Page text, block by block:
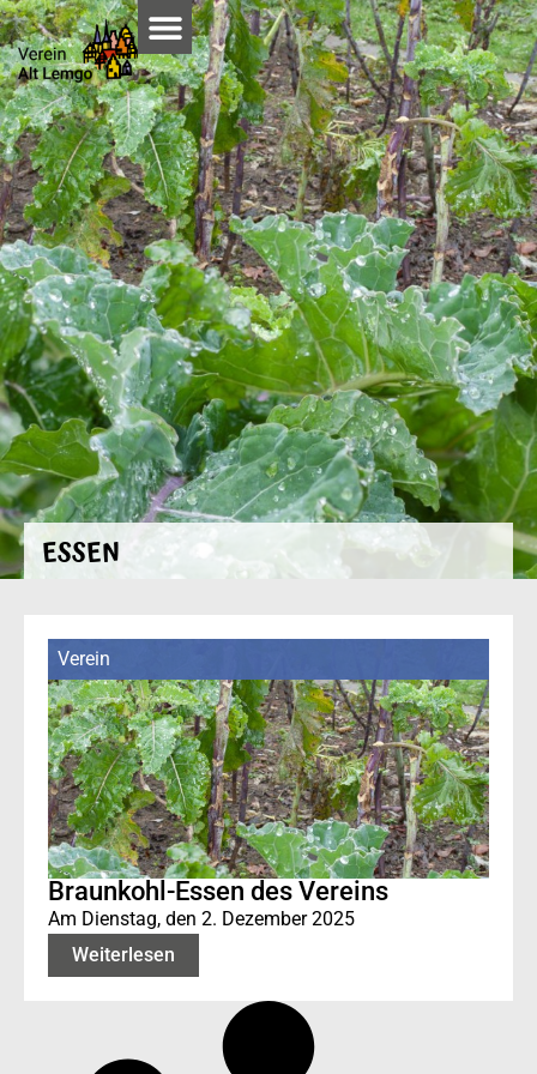
ESSEN
Verein
Braunkohl-Essen des Vereins
Am Dienstag, den 2. Dezember 2025
Weiterlesen